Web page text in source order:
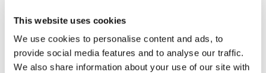
This website uses cookies
We use cookies to personalise content and ads, to
provide social media features and to analyse our traffic.
We also share information about your use of our site with
4.3. Que fera l’entreprise de livraison du dernier kilomètre si
personne n’est présent pour signer le récépissé de livraison lors
de la livraison ?